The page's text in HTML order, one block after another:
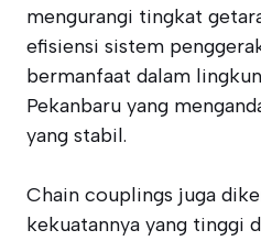
mengurangi tingkat
efisiensi sistem
bermanfaat dalam
Pekanbaru yang
yang stabil.
Chain couplings juga
kekuatannya yang tinggi